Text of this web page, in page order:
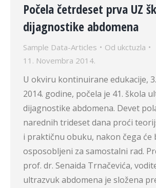
Počela četrdeset prva UZ
dijagnostike abdomena
Sample Data-Articles Od ukctuzla
11. Novembra 2014.
U okviru kontinuirane edukacije,
2014. godine, počela je 41. škola
dijagnostike abdomena. Devet
narednih trideset dana proći
i praktičnu obuku, nakon čega će
osposobljeni za samostalni rad.
prof. dr. Senaida Trnačevića,
ultrazvuk abdomena je složena